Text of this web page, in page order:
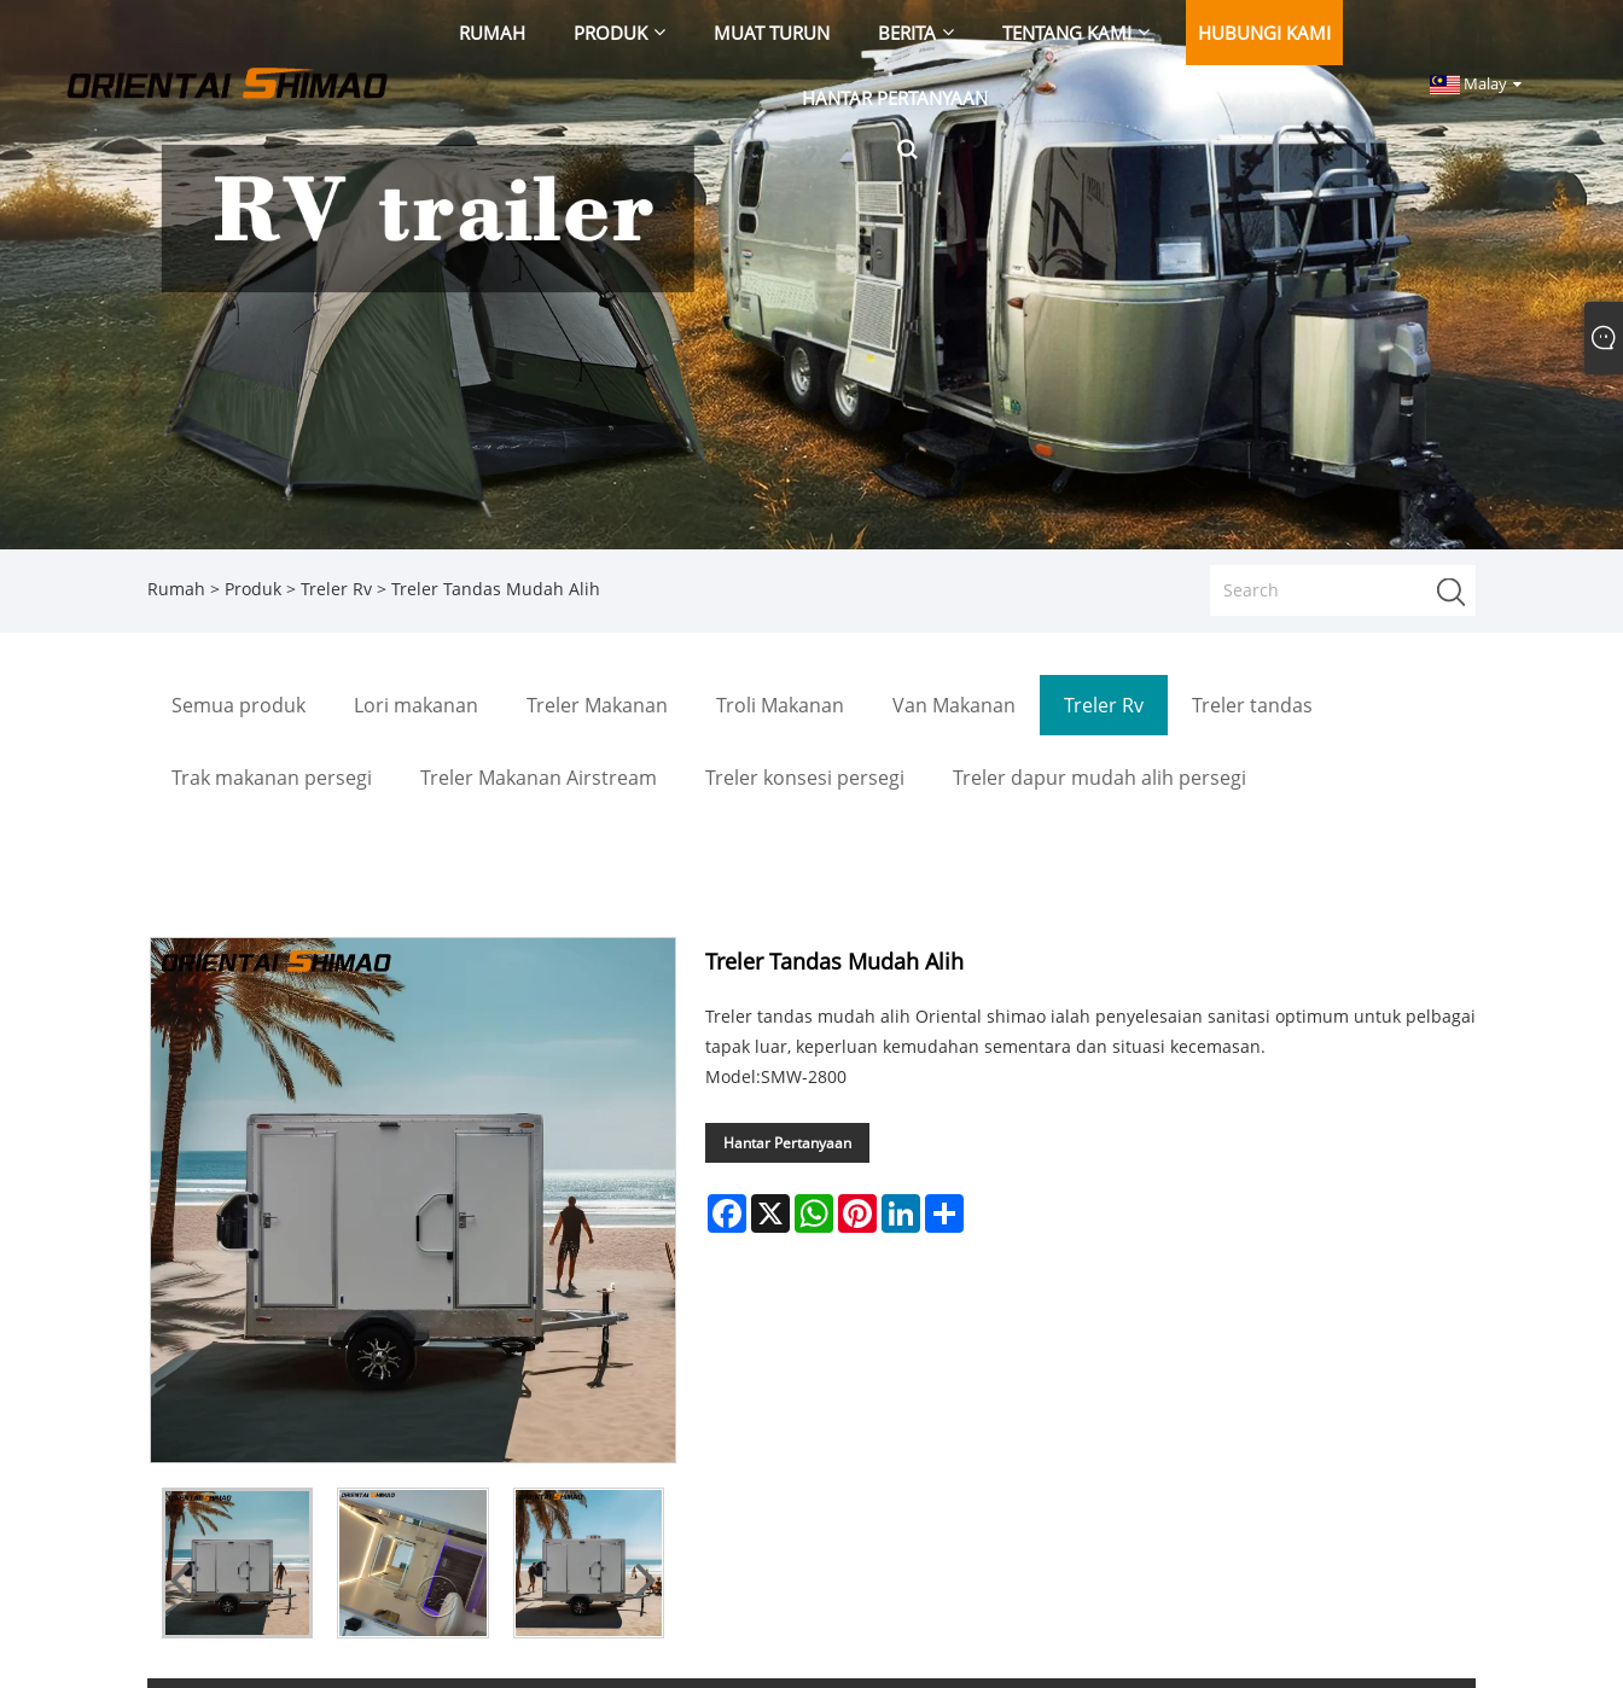
RUMAH PRODUK MUAT TURUN BERITA TENTANG KAMI HUBUNGI KAMI
HANTAR PERTANYAAN
Malay
Rumah > Produk > Treler Rv > Treler Tandas Mudah Alih
Semua produk Lori makanan Treler Makanan Troli Makanan Van Makanan Treler Rv Treler tandas
Trak makanan persegi Treler Makanan Airstream Treler konsesi persegi Treler dapur mudah alih persegi
Treler Tandas Mudah Alih
Treler tandas mudah alih Oriental shimao ialah penyelesaian sanitasi optimum untuk pelbagai
tapak luar, keperluan kemudahan sementara dan situasi kecemasan.
Model:SMW-2800
Hantar Pertanyaan
Facebook
X WhatsAppPinterestLinkedIn